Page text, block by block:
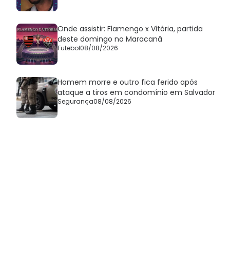
Onde assistir: Flamengo x Vitória, partida
deste domingo no Maracanã
Futebol08/08/2026
Homem morre e outro fica ferido após
ataque a tiros em condomínio em Salvador
Segurança08/08/2026